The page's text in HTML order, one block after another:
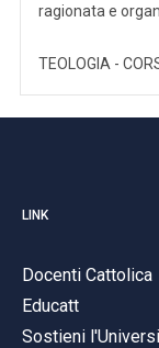
ragionata e
TEOLOGIA -
LINK
Docenti Cattolica
Educatt
Sostieni